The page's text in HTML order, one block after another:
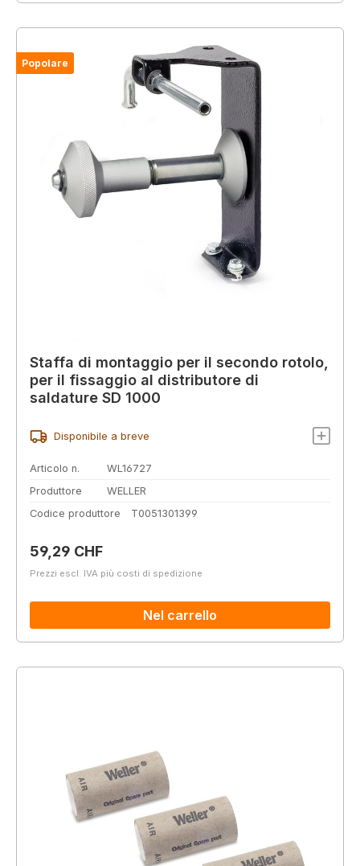
Popolare
Staffa di montaggio per il secondo rotolo,
per il fissaggio al distributore di
saldature SD 1000
Disponibile a breve
Articolo n.
WL16727
Produttore
WELLER
Codice produttore
T0051301399
Prezzo normale:
59,29 CHF
Prezzi escl. IVA più costi di spedizione
Nel carrello